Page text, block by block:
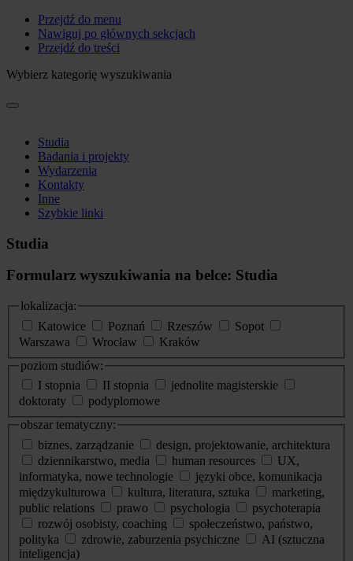
Przejdź do menu
Nawiguj po głównych sekcjach
Przejdź do treści
Wybierz kategorię wyszukiwania
Studia
Badania i projekty
Wydarzenia
Kontakty
Inne
Szybkie linki
Studia
Formularz wyszukiwania na belce: Studia
lokalizacja:
Katowice
Poznań Rzeszów
Sopot
Warszawa
Wrocław
Kraków
poziom studiów:
I stopnia
II stopnia
jednolite magisterskie
doktoraty
podyplomowe
obszar tematyczny:
biznes, zarządzanie
design, projektowanie, architektura
dziennikarstwo, media
human resources
UX,
informatyka, nowe technologie
języki obce, komunikacja
międzykulturowa
kultura, literatura, sztuka
marketing,
public relations
prawo psychologia
psychoterapia
rozwój osobisty, coaching
społeczeństwo, państwo,
polityka
zdrowie, zaburzenia psychiczne
AI (sztuczna
inteligencja)